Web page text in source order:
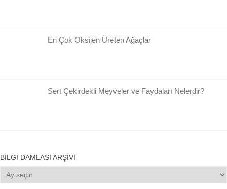
En Çok Oksijen Üreten Ağaçlar
Sert Çekirdekli Meyveler ve Faydaları Nelerdir?
BILGI DAMLASI ARŞIVI
Bilgi
Damlası